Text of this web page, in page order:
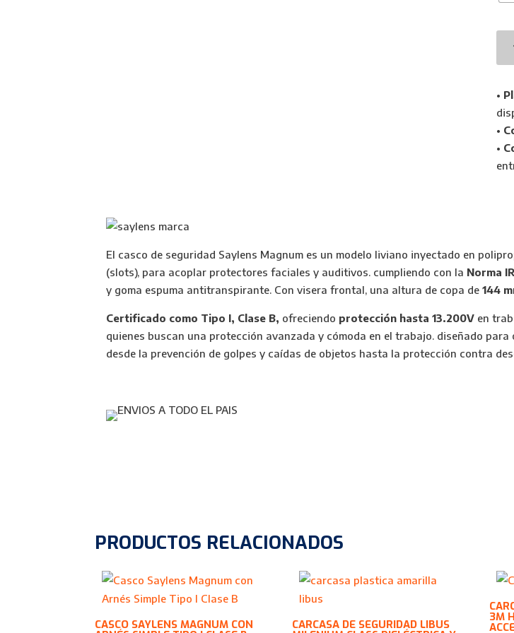
•
•
•
El casco de seguridad Saylens Magnum es un modelo liviano inyectado en
(slots), para acoplar protectores faciales y auditivos. cumpliendo con la Norma
y goma espuma antitranspirante. Con visera frontal, una altura de copa de144
Certificado como Tipo I, Clase B, ofreciendo protección hasta 13.200V en
quienes buscan una protección avanzada y cómoda en el trabajo. diseñado
desde la prevención de golpes y caídas de objetos hasta la protección contra
PRODUCTOS RELACIONADOS
CASCO SAYLENS MAGNUM CON CARCASA DE SEGURIDAD LIBUS
3M